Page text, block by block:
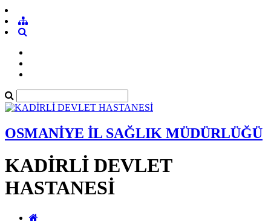
OSMANİYE İL SAĞLIK MÜDÜRLÜĞÜ
KADİRLİ DEVLET
HASTANESİ